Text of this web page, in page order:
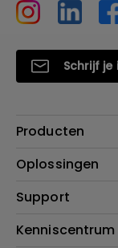
Schrijf je
Producten
Projectoren
Verlichting
Speakers
Oplossingen
Education
Support
Contact
Kenniscentrum